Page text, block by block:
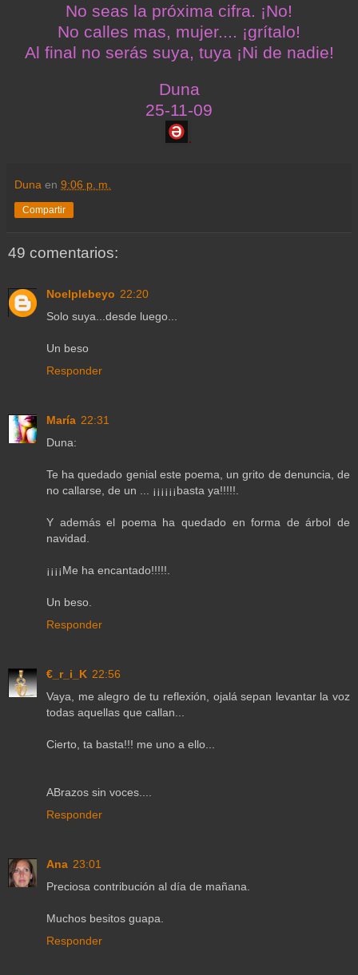
No seas la próxima cifra. ¡No!
No calles mas, mujer.... ¡grítalo!
Al final no serás suya, tuya ¡Ni de nadie!
Duna
25-11-09
.
Duna en 9:06 p. m.
Compartir
49 comentarios:
Noelplebeyo 22:20
Solo suya...desde luego...
Un beso
Responder
María 22:31
Duna:
Te ha quedado genial este poema, un grito de denuncia, de
no callarse, de un ... ¡¡¡¡¡¡basta ya!!!!!.
Y además el poema ha quedado en forma de árbol de
navidad.
¡¡¡¡Me ha encantado!!!!!.
Un beso.
Responder
€_r_i_K 22:56
Vaya, me alegro de tu reflexión, ojalá sepan levantar la voz
todas aquellas que callan...
Cierto, ta basta!!! me uno a ello...
ABrazos sin voces....
Responder
Ana 23:01
Preciosa contribución al día de mañana.
Muchos besitos guapa.
Responder